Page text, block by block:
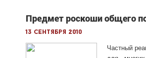
Предмет роскоши общего
13 сентября 2010
Частный